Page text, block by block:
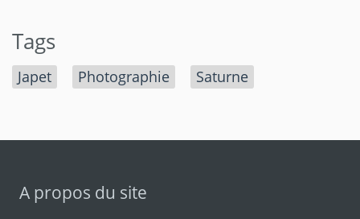
Tags
Japet Photographie Saturne
A propos du site